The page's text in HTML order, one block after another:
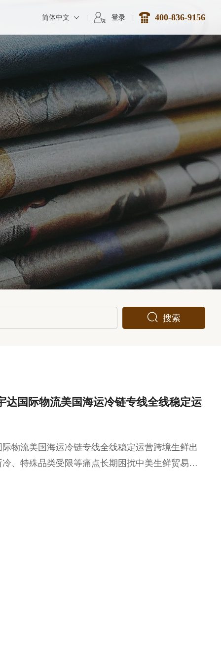
简体中文 登录 400-836-9156
搜索
达国际物流美国海运冷链专线全线稳定运
物流美国海运冷链专线全线稳定运营跨境生鲜出
、特殊品类受限等痛点长期困扰中美生鲜贸易商